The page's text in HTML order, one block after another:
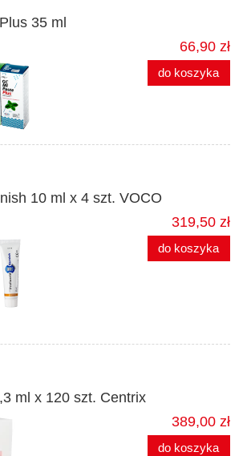
35 ml
66,90 zł
do koszyka
10 ml x 4 szt. VOCO
319,50 zł
do koszyka
ml x 120 szt. Centrix
389,00 zł
do koszyka